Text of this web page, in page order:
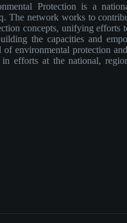
Protection is a
The network works to
concepts, unifying efforts
the capacities and
environmental protection
efforts at the national,